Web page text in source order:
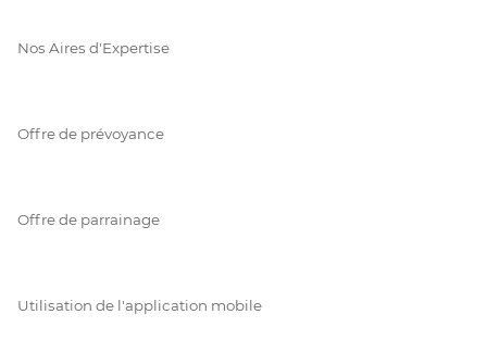
Nos Aires d'Expertise
Offre de prévoyance
Offre de parrainage
Utilisation de l'application mobile